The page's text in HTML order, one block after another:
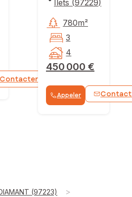
Contacter
Ilets (97229)
450 000 €
780m²
3
4
Appeler
(97223) >